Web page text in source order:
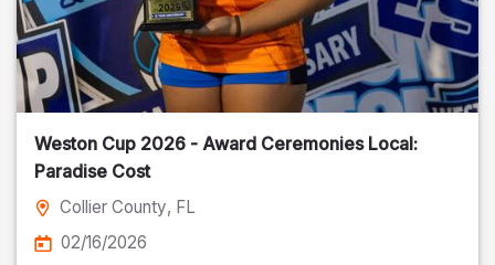
Weston Cup 2026 - Award Ceremonies Local:
Paradise Cost
Collier County, FL
02/16/2026